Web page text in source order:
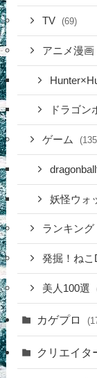
TV (69)
アニメ漫画
ドラゴン
ゲーム
妖怪ウォ
ランキング
発掘！ね
美人100選
カゲプロ
クリエイタ